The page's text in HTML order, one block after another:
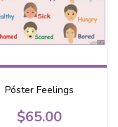
Póster Feelings
$65.00